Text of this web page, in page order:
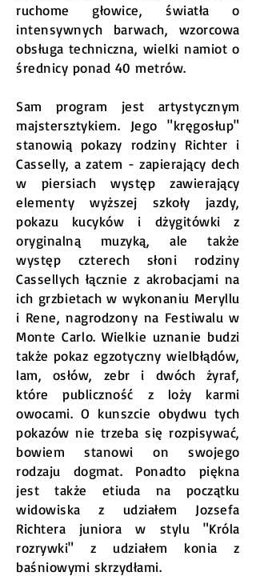
ruchome głowice, światła o
intensywnych barwach, wzorcowa
obsługa techniczna, wielki namiot o
średnicy ponad 40 metrów.
Sam program jest artystycznym
majstersztykiem. Jego "kręgosłup"
stanowią pokazy rodziny Richter i
Casselly, a zatem - zapierający dech
w piersiach występ zawierający
elementy wyższej szkoły jazdy,
pokazu kucyków i dżygitówki z
oryginalną muzyką, ale także
występ czterech słoni rodziny
Cassellych łącznie z akrobacjami na
ich grzbietach w wykonaniu Meryllu
i Rene, nagrodzony na Festiwalu w
Monte Carlo. Wielkie uznanie budzi
także pokaz egzotyczny wielbłądów,
lam, osłów, zebr i dwóch żyraf,
które publiczność z loży karmi
owocami. O kunszcie obydwu tych
pokazów nie trzeba się rozpisywać,
bowiem stanowi on swojego
rodzaju dogmat. Ponadto piękna
jest także etiuda na początku
widowiska z udziałem Jozsefa
Richtera juniora w stylu "Króla
rozrywki" z udziałem konia z
baśniowymi skrzydłami.